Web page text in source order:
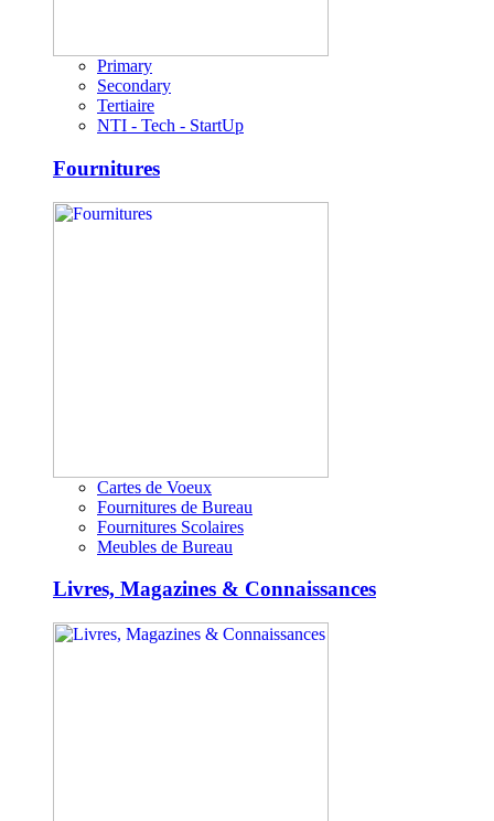
Primary
Secondary
Tertiaire
NTI - Tech - StartUp
Fournitures
Cartes de Voeux
Fournitures de Bureau
Fournitures Scolaires
Meubles de Bureau
Livres, Magazines & Connaissances